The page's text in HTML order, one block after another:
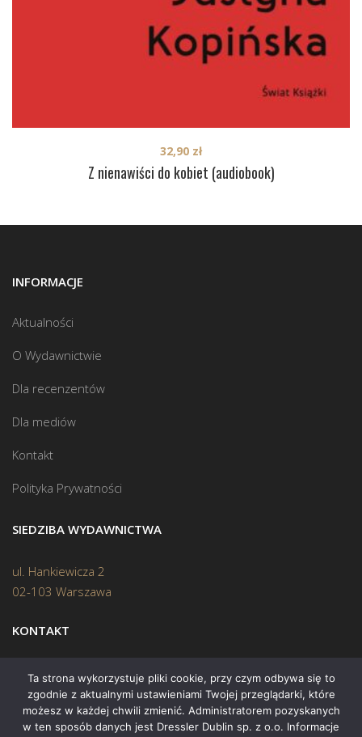
Z nienawiści do kobiet (audiobook)
32,90 zł
INFORMACJE
Aktualności
O Wydawnictwie
Dla recenzentów
Dla mediów
Kontakt
Polityka Prywatności
SIEDZIBA WYDAWNICTWA
ul. Hankiewicza 2
02-103 Warszawa
KONTAKT
Biuro: (22) 45 70 402
Mail:biuro@swiatksiazki.pl
Ta strona wykorzystuje pliki cookie, przy czym odbywa się to
zgodnie z aktualnymi ustawieniami Twojej przeglądarki, które
możesz w każdej chwili zmienić. Administratorem pozyskanych
w ten sposób danych jest Dressler Dublin sp. z o.o. Informacje